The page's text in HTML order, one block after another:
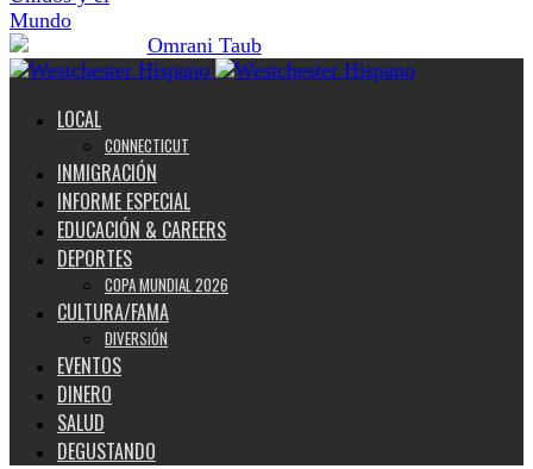
Mundo
LOCAL
CONNECTICUT
INMIGRACIÓN
INFORME ESPECIAL
EDUCACIÓN & CAREERS
DEPORTES
COPA MUNDIAL 2026
CULTURA/FAMA
DIVERSIÓN
EVENTOS
DINERO
SALUD
DEGUSTANDO